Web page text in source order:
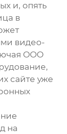
и, опять
в
видео-
ООО
,
сайте уже
на